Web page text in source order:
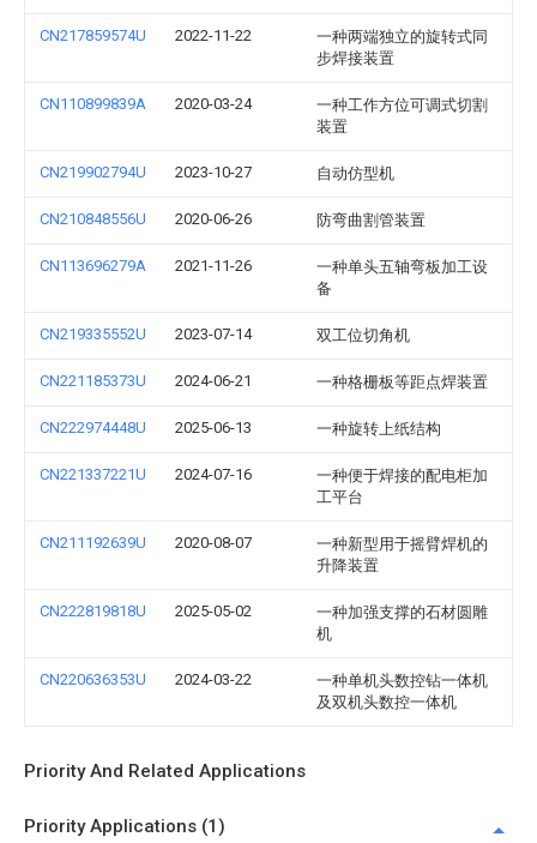
CN217859574U 2022-11-22
一种两端独立的旋转式同
步焊接装置
CN110899839A 2020-03-24
一种工作方位可调式切割
装置
CN219902794U 2023-10-27 自动仿型机
CN210848556U 2020-06-26 防弯曲割管装置
CN113696279A 2021-11-26
一种单头五轴弯板加工设
备
CN219335552U 2023-07-14 双工位切角机
CN221185373U 2024-06-21 一种格栅板等距点焊装置
CN222974448U 2025-06-13 一种旋转上纸结构
CN221337221U 2024-07-16
一种便于焊接的配电柜加
工平台
CN211192639U 2020-08-07
一种新型用于摇臂焊机的
升降装置
CN222819818U 2025-05-02
一种加强支撑的石材圆雕
机
CN220636353U 2024-03-22
一种单机头数控钻一体机
及双机头数控一体机
Priority And Related Applications
Priority Applications (1)